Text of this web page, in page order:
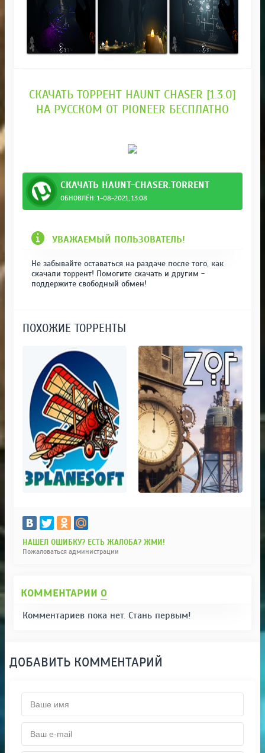
СКАЧАТЬ ТОРРЕНТ HAUNT CHASER [1.3.0]
НА РУССКОМ ОТ PIONEER БЕСПЛАТНО
СКАЧАТЬ HAUNT-CHASER.TORRENT
ОБНОВЛЁН: 1-08-2021, 13:08
УВАЖАЕМЫЙ ПОЛЬЗОВАТЕЛЬ!
Не забывайте оставаться на раздаче после того, как
скачали торрент! Помогите скачать и другим -
поддержите свободный обмен!
ПОХОЖИЕ ТОРРЕНТЫ
НАШЕЛ ОШИБКУ? ЕСТЬ ЖАЛОБА? ЖМИ!
Пожаловаться администрации
КОММЕНТАРИИ 0
Комментариев пока нет. Стань первым!
ДОБАВИТЬ КОММЕНТАРИЙ